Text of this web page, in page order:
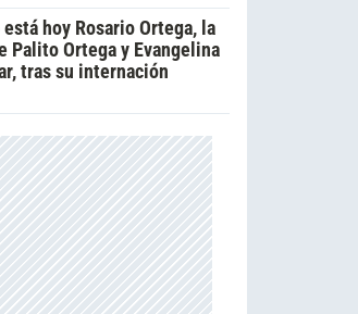
está hoy Rosario Ortega, la
Palito Ortega y Evangelina
tras su internación